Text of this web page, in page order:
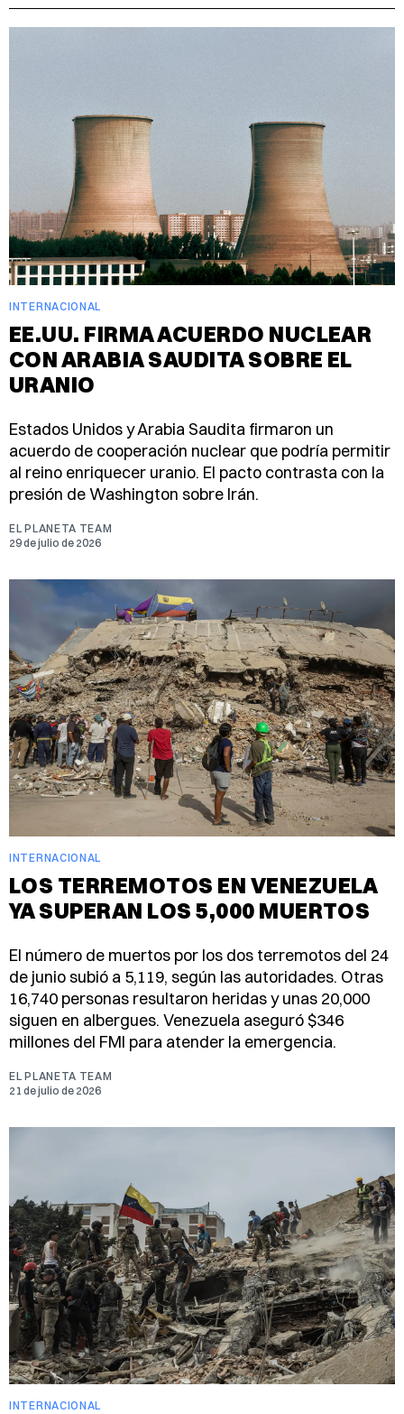
INTERNACIONAL
EE.UU. FIRMA ACUERDO NUCLEAR
CON ARABIA SAUDITA SOBRE EL
URANIO
Estados Unidos y Arabia Saudita firmaron un
acuerdo de cooperación nuclear que podría permitir
al reino enriquecer uranio. El pacto contrasta con la
presión de Washington sobre Irán.
EL PLANETA TEAM
29 de julio de 2026
INTERNACIONAL
LOS TERREMOTOS EN VENEZUELA
YA SUPERAN LOS 5,000 MUERTOS
El número de muertos por los dos terremotos del 24
de junio subió a 5,119, según las autoridades. Otras
16,740 personas resultaron heridas y unas 20,000
siguen en albergues. Venezuela aseguró $346
millones del FMI para atender la emergencia.
EL PLANETA TEAM
21 de julio de 2026
INTERNACIONAL